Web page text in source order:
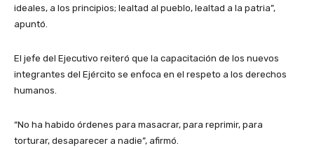
ideales, a los principios; lealtad al pueblo, lealtad a la patria”,
apuntó.
El jefe del Ejecutivo reiteró que la capacitación de los nuevos
integrantes del Ejército se enfoca en el respeto a los derechos
humanos.
“No ha habido órdenes para masacrar, para reprimir, para
torturar, desaparecer a nadie”, afirmó.